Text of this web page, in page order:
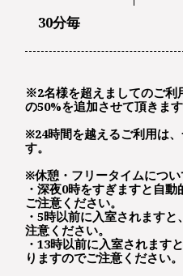
30分毎
※2名様を超えましてのご利
の50%を追加させて頂きます
※24時間を越えるご利用は
す。
※休憩・フリータイムについ
・深夜0時をすぎますと自
ご注意ください。
・5時以前に入室されます
注意ください。
・13時以前に入室されます
りますのでご注意ください。